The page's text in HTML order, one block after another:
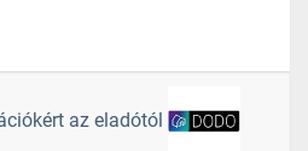
az eladótól